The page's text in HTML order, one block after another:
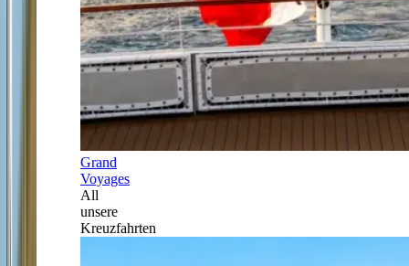
Grand
Voyages
All
unsere
Kreuzfahrten